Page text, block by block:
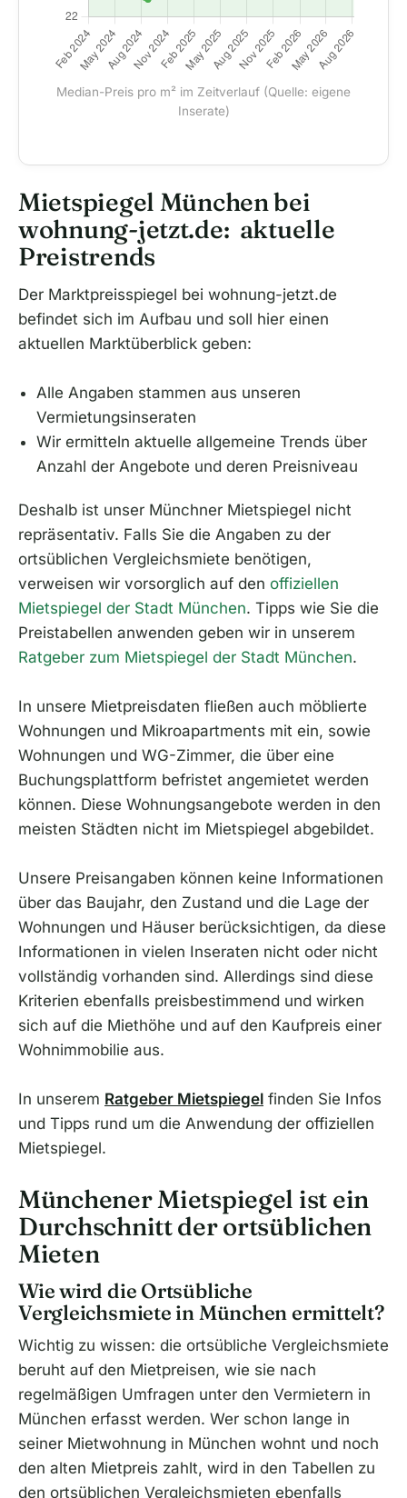
Median-Preis pro m² im Zeitverlauf (Quelle: eigene
Inserate)
Mietspiegel München bei
wohnung-jetzt.de: aktuelle
Preistrends
Der Marktpreisspiegel bei wohnung-jetzt.de
befindet sich im Aufbau und soll hier einen
aktuellen Marktüberblick geben:
Alle Angaben stammen aus unseren
Vermietungsinseraten
Wir ermitteln aktuelle allgemeine Trends über
Anzahl der Angebote und deren Preisniveau
Deshalb ist unser Münchner Mietspiegel nicht
repräsentativ. Falls Sie die Angaben zu der
ortsüblichen Vergleichsmiete benötigen,
verweisen wir vorsorglich auf den offiziellen
Mietspiegel der Stadt München. Tipps wie Sie die
Preistabellen anwenden geben wir in unserem
Ratgeber zum Mietspiegel der Stadt München.
In unsere Mietpreisdaten fließen auch möblierte
Wohnungen und Mikroapartments mit ein, sowie
Wohnungen und WG-Zimmer, die über eine
Buchungsplattform befristet angemietet werden
können. Diese Wohnungsangebote werden in den
meisten Städten nicht im Mietspiegel abgebildet.
Unsere Preisangaben können keine Informationen
über das Baujahr, den Zustand und die Lage der
Wohnungen und Häuser berücksichtigen, da diese
Informationen in vielen Inseraten nicht oder nicht
vollständig vorhanden sind. Allerdings sind diese
Kriterien ebenfalls preisbestimmend und wirken
sich auf die Miethöhe und auf den Kaufpreis einer
Wohnimmobilie aus.
In unserem Ratgeber Mietspiegel finden Sie Infos
und Tipps rund um die Anwendung der offiziellen
Mietspiegel.
Münchener Mietspiegel ist ein
Durchschnitt der ortsüblichen
Mieten
Wie wird die Ortsübliche
Vergleichsmiete in München ermittelt?
Wichtig zu wissen: die ortsübliche Vergleichsmiete
beruht auf den Mietpreisen, wie sie nach
regelmäßigen Umfragen unter den Vermietern in
München erfasst werden. Wer schon lange in
seiner Mietwohnung in München wohnt und noch
den alten Mietpreis zahlt, wird in den Tabellen zu
den ortsüblichen Vergleichsmieten ebenfalls